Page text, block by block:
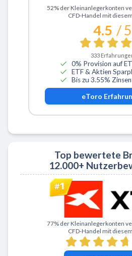
Zu eToro
52% der Kleinanlegerkonten
CFD-Handel mit
4.5 / 5
333
0% Provision auf
ETF & Aktien
Bis zu 3.55%
eToro
Top bewertete
12.000+
Zu XTB
77% der Kleinanlegerkonten
CFD-Handel mit